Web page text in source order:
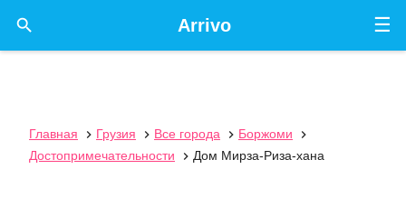
☰
Arrivo

Главная  Грузия  Все города  Боржоми

Достопримечательности
 Дом Мирза-Риза-хана